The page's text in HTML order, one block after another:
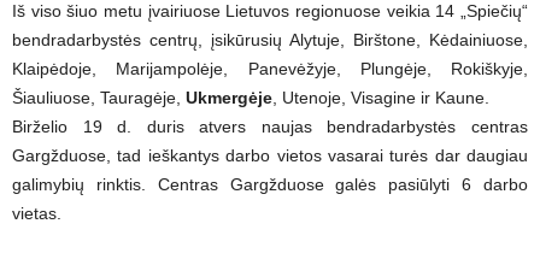
Iš viso šiuo metu įvairiuose Lietuvos regionuose veikia 14 „Spiečių“
bendradarbystės centrų, įsikūrusių Alytuje, Birštone, Kėdainiuose,
Klaipėdoje, Marijampolėje, Panevėžyje, Plungėje, Rokiškyje,
Šiauliuose, Tauragėje, Ukmergėje, Utenoje, Visagine ir Kaune.
Birželio 19 d. duris atvers naujas bendradarbystės centras
Gargžduose, tad ieškantys darbo vietos vasarai turės dar daugiau
galimybių rinktis. Centras Gargžduose galės pasiūlyti 6 darbo
vietas.